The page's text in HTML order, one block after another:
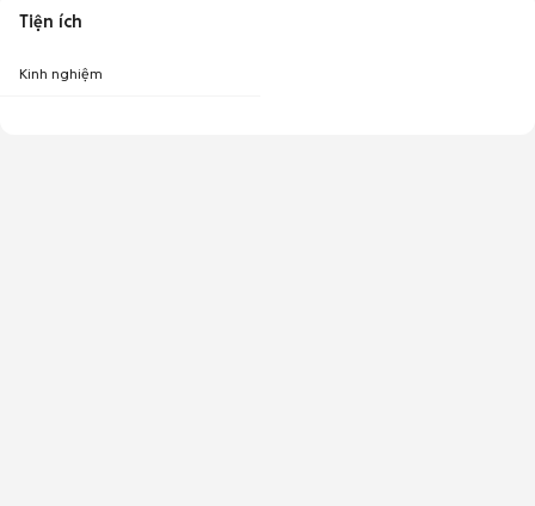
Tiện ích
Kinh nghiệm